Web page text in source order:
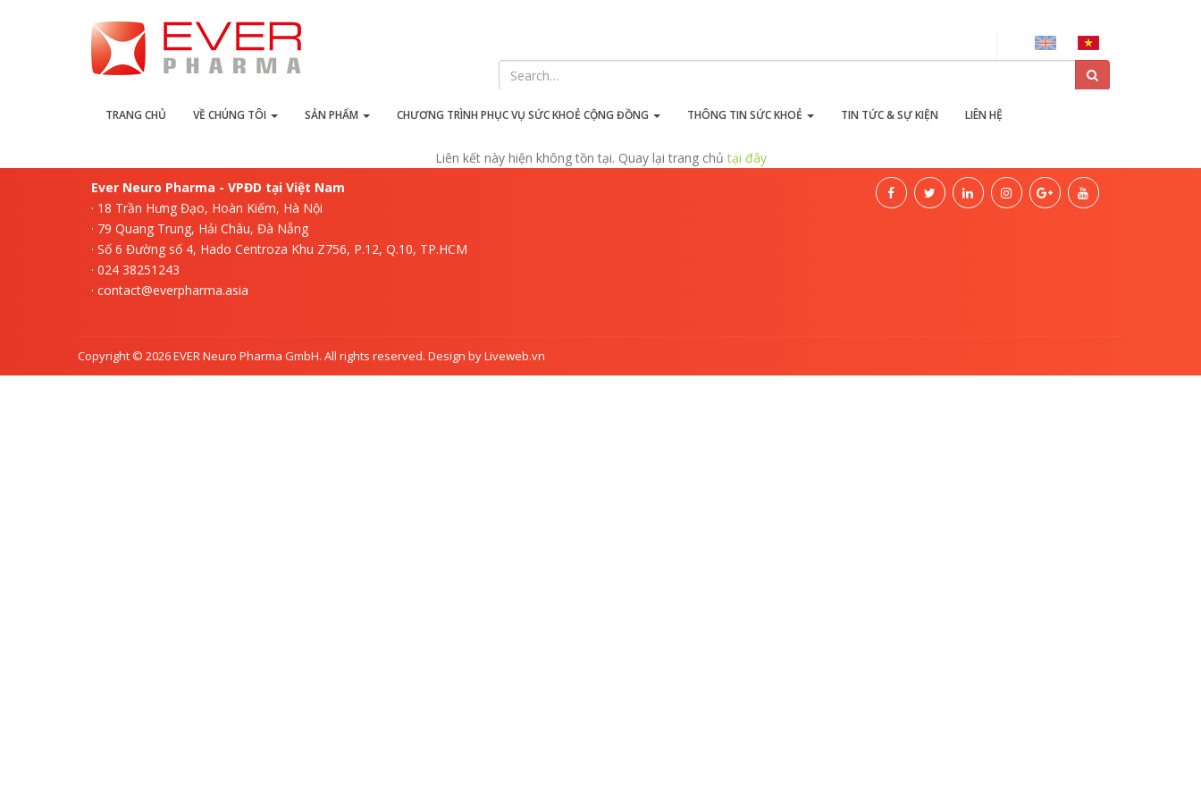
TRANG CHỦ VỀ CHÚNG TÔI SẢN PHẨM CHƯƠNG TRÌNH PHỤC VỤ SỨC KHOẺ CỘNG ĐỒNG THÔNG TIN SỨC KHOẺ TIN TỨC & SỰ KIỆN LIÊN HỆ
Liên kết này hiện không tồn tại
Liên kết này hiện không tồn tại. Quay lại trang chủtại đây
Ever Neuro Pharma - VPĐD tại Việt Nam
· 18 Trần Hưng Đạo, Hoàn Kiếm, Hà Nội
· 79 Quang Trung, Hải Châu, Đà Nẵng
· Số 6 Đường số 4, Hado Centroza Khu Z756, P.12, Q.10, TP.HCM
· 024 38251243
· contact@everpharma.asia
Copyright © 2026 EVER Neuro Pharma GmbH. All rights reserved. Design by Liveweb.vn